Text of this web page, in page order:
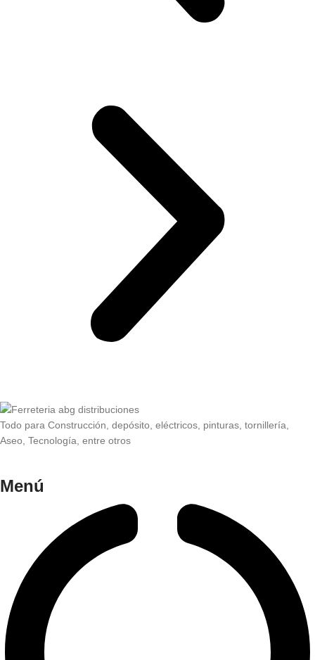
Todo para Construcción, depósito, eléctricos, pinturas, tornillería,
Aseo, Tecnología, entre otros
Menú